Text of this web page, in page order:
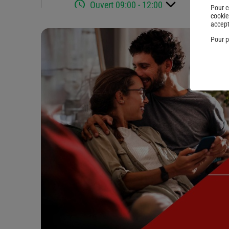
Ouvert 09:00 - 12:00
Voir la fiche
14.62
km
GASTINNE ASSURANCES
29 BOULEVARD DU 14 JUILLET
13500 MARTIGUES
Fermé actuellement
04 42 80 34 39 Voir la fiche
MP ASSURANCES
5 AVE DE LA CORSE
Pour
Pour